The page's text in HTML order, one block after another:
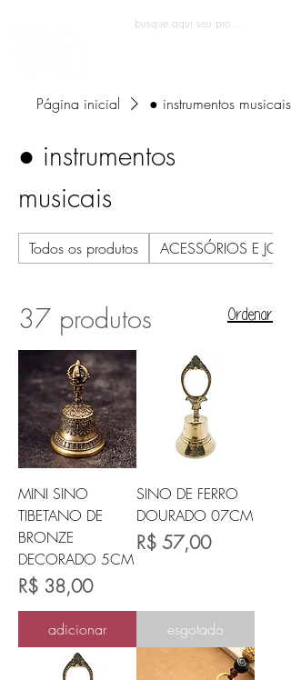
Página inicial ● instrumentos musicais
● instrumentos
musicais
Todos os produtos ACESSÓRIOS E
37 produtos Ordenar
MINI SINO
TIBETANO DE
BRONZE
DECORADO 5CM
Preço
R$ 38,00
adicionar
SINO DE FERRO
DOURADO 07CM
Preço
R$ 57,00
esgotado